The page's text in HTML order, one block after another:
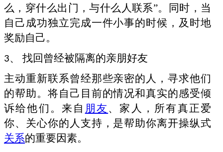
么，穿什么出门，与什么人联系”。同时，当
自己成功独立完成一件小事的时候，及时地
奖励自己。
3、 找回曾经被隔离的亲朋好友
主动重新联系曾经那些亲密的人，寻求他们
的帮助。将自己目前的情况和真实的感受倾
诉给他们。来自 朋友 、家人，所有真正爱
你、关心你的人支持，是帮助你离开操纵式
关系的重要因素。